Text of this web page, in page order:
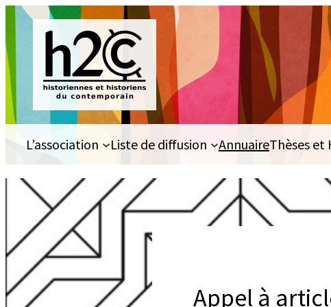
Aller
au
contenu
L’association Liste de diffusion AnnuaireThèses et
Appel à